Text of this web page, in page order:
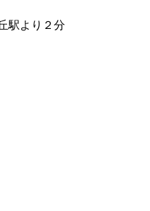
駅より２分